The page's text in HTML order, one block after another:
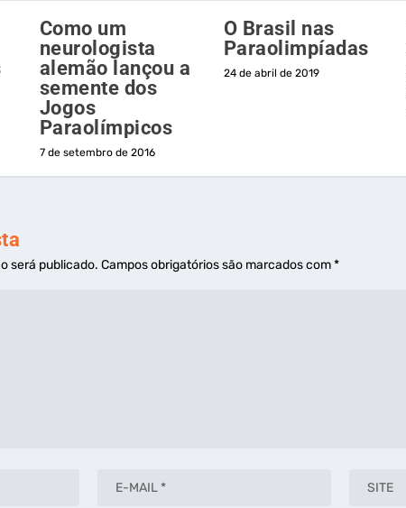
Como um
neurologista
alemão lançou a
semente dos
Jogos
Paraolímpicos
7 de setembro de 2016
O Brasil nas
Paraolimpíadas
24 de abril de 2019
será publicado. Campos obrigatórios são marcados com*